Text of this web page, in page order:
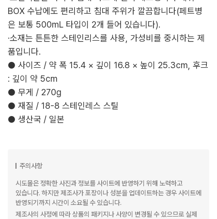
BOX 수납에도 편리하고 침대 주위가 깔끔합니다(페트병
은 보통 500mL 타입이 2개 들어 있습니다).
·소재는 튼튼한 스테인리스를 사용, 가성비를 중시하는 제
품입니다.
● 사이즈 / 약 폭 15.4 × 깊이 16.8 × 높이 25.3cm, 후크
: 깊이 약 5cm
● 무게 / 270g
● 재질 / 18-8 스테인레스 스틸
● 생산국 / 일본
주의사항
시도몰은 정확한 사진과 정보를 사이트에 반영하기 위해 노력하고
있습니다. 하지만 제조사가 포장이나 성분을 업데이트하는 경우 사이트에
반영되기까지 시간이 소요될 수 있습니다.
제조사의 사정에 따라 상품의 패키지나 사양이 변경될 수 있으므로 실제